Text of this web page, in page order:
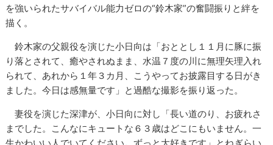
を強いられたサバイバル能力ゼロの“鈴木家”の奮闘振りと絆を
描く。
鈴木家の父親役を演じた小日向は「おととし１１月に豚に振
り落とされて、癒やされぬまま、水温７度の川に無理矢理入れ
られて、あれから１年３カ月、こうやってお披露目する日がき
ました。今日は感無量です」と過酷な撮影を振り返った。
妻役を演じた深津が、小日向に対し「長い道のり、お疲れさ
までした。こんなにキュートな６３歳はどこにもいません。一
生かわいい人でいてください。ずっと大好きです」とねぎらい